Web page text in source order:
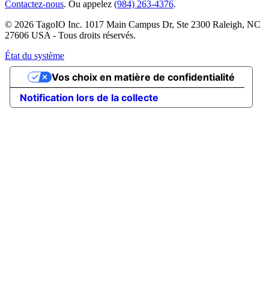
Contactez-nous. Ou appelez (984) 263-4376.
© 2026 TagoIO Inc. 1017 Main Campus Dr, Ste 2300 Raleigh, NC
27606 USA - Tous droits réservés.
État du système
Notification lors de la collecte
Vos choix en matière de confidentialité